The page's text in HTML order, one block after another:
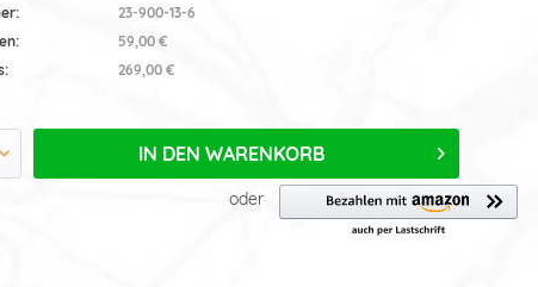
23-900-13-6
59,00 €
269,00 €
IN DEN WARENKORB
oder